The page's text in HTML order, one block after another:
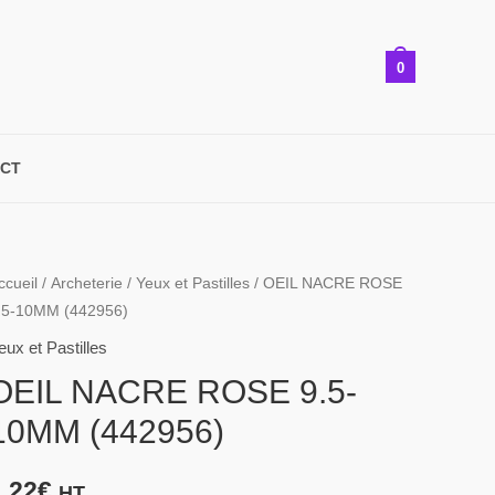
0
/Archeterie /Yeux et Pastilles / OEIL NACRE ROSE
10MM (442956)
et Pastilles
NACRE ROSE 9.5-
(442956)